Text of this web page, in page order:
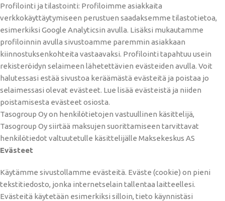
Profilointi ja tilastointi: Profiloimme asiakkaita
verkkokäyttäytymiseen perustuen saadaksemme tilastotietoa,
esimerkiksi Google Analyticsin avulla. Lisäksi mukautamme
profiloinnin avulla sivustoamme paremmin asiakkaan
kiinnostuksenkohteita vastaavaksi. Profilointi tapahtuu usein
rekisteröidyn selaimeen lähetettävien evästeiden avulla. Voit
halutessasi estää sivustoa keräämästä evästeitä ja poistaa jo
selaimessasi olevat evästeet. Lue lisää evästeistä ja niiden
poistamisesta evästeet osiosta.
Tasogroup Oy on henkilötietojen vastuullinen käsittelijä,
Tasogroup Oy siirtää maksujen suorittamiseen tarvittavat
henkilötiedot valtuutetulle käsittelijälle Maksekeskus AS
Evästeet
Käytämme sivustollamme evästeitä. Eväste (cookie) on pieni
tekstitiedosto, jonka internetselain tallentaa laitteellesi.
Evästeitä käytetään esimerkiksi silloin, tieto käynnistäsi